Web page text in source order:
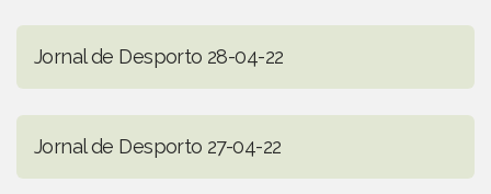
Jornal de Desporto 28-04-22
Jornal de Desporto 27-04-22